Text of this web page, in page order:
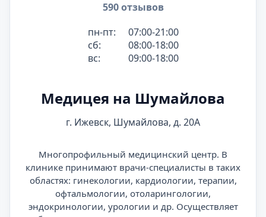
590 отзывов
пн-пт:
07:00-21:00
сб:
08:00-18:00
вс:
09:00-18:00
Медицея на Шумайлова
г. Ижевск, Шумайлова, д. 20А
Многопрофильный медицинский центр. В
клинике принимают врачи-специалисты в таких
областях: гинекологии, кардиологии, терапии,
офтальмологии, отоларингологии,
эндокринологии, урологии и др. Осуществляет